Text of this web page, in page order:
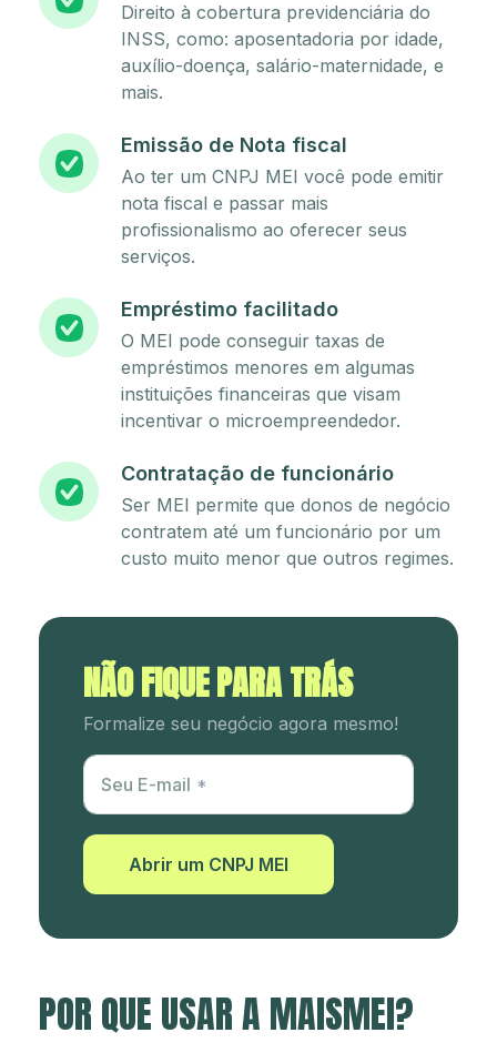
Direito à cobertura previdenciária do
INSS, como: aposentadoria por idade,
auxílio-doença, salário-maternidade, e
mais.
Emissão de Nota fiscal
Ao ter um CNPJ MEI você pode emitir
nota fiscal e passar mais
profissionalismo ao oferecer seus
serviços.
Empréstimo facilitado
O MEI pode conseguir taxas de
empréstimos menores em algumas
instituições financeiras que visam
incentivar o microempreendedor.
Contratação de funcionário
Ser MEI permite que donos de negócio
contratem até um funcionário por um
custo muito menor que outros regimes.
NÃO FIQUE PARA TRÁS
Formalize seu negócio agora mesmo!
Utm Content
Seu E-mail
Abrir um CNPJ MEI
POR QUE USAR A MAISMEI?